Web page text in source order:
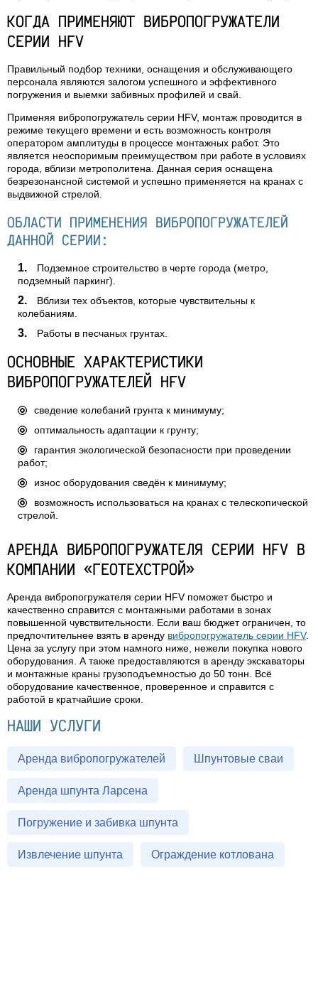
КОГДА ПРИМЕНЯЮТ ВИБРОПОГРУЖАТЕЛИ
СЕРИИ HFV
Правильный подбор техники, оснащения и обслуживающего
персонала являются залогом успешного и эффективного
погружения и выемки забивных профилей и свай.
Применяя вибропогружатель серии HFV, монтаж проводится в
режиме текущего времени и есть возможность контроля
оператором амплитуды в процессе монтажных работ. Это
является неоспоримым преимуществом при работе в условиях
города, вблизи метрополитена. Данная серия оснащена
безрезонансной системой и успешно применяется на кранах с
выдвижной стрелой.
ОБЛАСТИ ПРИМЕНЕНИЯ ВИБРОПОГРУЖАТЕЛЕЙ
ДАННОЙ СЕРИИ:
Подземное строительство в черте города (метро,
подземный паркинг).
Вблизи тех объектов, которые чувствительны к
колебаниям.
Работы в песчаных грунтах.
ОСНОВНЫЕ ХАРАКТЕРИСТИКИ
ВИБРОПОГРУЖАТЕЛЕЙ HFV
сведение колебаний грунта к минимуму;
оптимальность адаптации к грунту;
гарантия экологической безопасности при проведении
работ;
износ оборудования сведён к минимуму;
возможность использоваться на кранах с телескопической
стрелой.
АРЕНДА ВИБРОПОГРУЖАТЕЛЯ СЕРИИ HFV В
КОМПАНИИ «ГЕОТЕХСТРОЙ»
Аренда вибропогружателя серии HFV поможет быстро и
качественно справится с монтажными работами в зонах
повышенной чувствительности. Если ваш бюджет ограничен, то
предпочтительнее взять в аренду вибропогружатель серии HFV.
Цена за услугу при этом намного ниже, нежели покупка нового
оборудования. А также предоставляются в аренду экскаваторы
и монтажные краны грузоподъемностью до 50 тонн. Всё
оборудование качественное, проверенное и справится с
работой в кратчайшие сроки.
НАШИ УСЛУГИ
Аренда вибропогружателей Шпунтовые сваи
Аренда шпунта Ларсена
Погружение и забивка шпунта
Извлечение шпунта Ограждение котлована